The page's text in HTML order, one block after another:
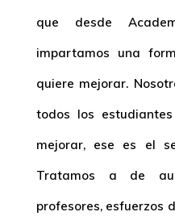
que desde
impartamos una
quiere mejorar.
todos los
mejorar, ese es el
Tratamos a de
profesores, esfuerzos